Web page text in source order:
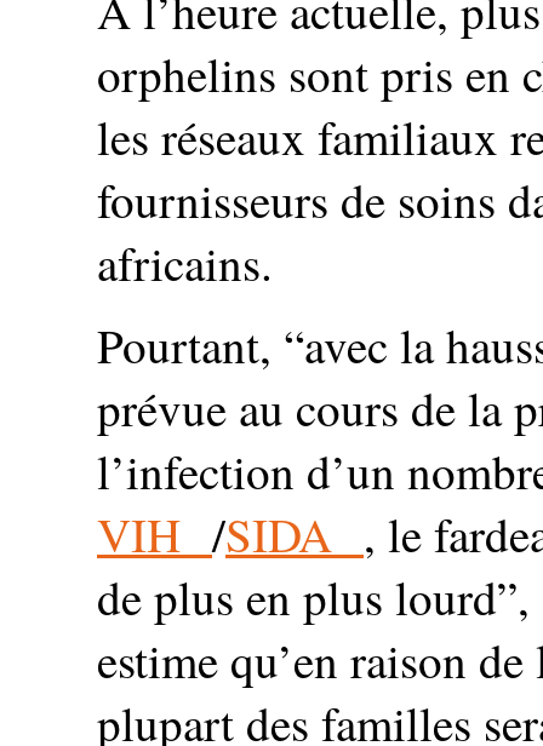
orphelins sont pris en
les réseaux familiaux
fournisseurs de soins
africains.
Pourtant, “avec la
prévue au cours de la
l’infection d’un
VIH /SIDA , le
de plus en plus
estime qu’en raison
plupart des familles